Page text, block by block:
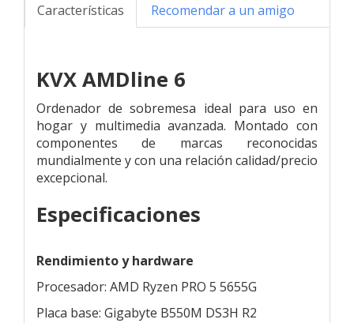
Características Recomendar a un amigo
KVX AMDline 6
Ordenador de sobremesa ideal para uso en
hogar y multimedia avanzada. Montado con
componentes de marcas reconocidas
mundialmente y con una relación calidad/precio
excepcional.
Especificaciones
Rendimiento y hardware
Procesador: AMD Ryzen PRO 5 5655G
Placa base: Gigabyte B550M DS3H R2